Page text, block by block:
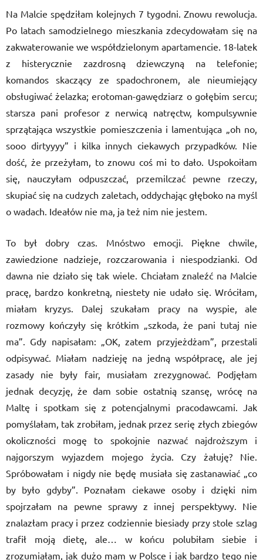
Na Malcie spędziłam kolejnych 7 tygodni. Znowu rewolucja.
Po latach samodzielnego mieszkania zdecydowałam się na
zakwaterowanie we współdzielonym apartamencie. 18-latek
z histerycznie zazdrosną dziewczyną na telefonie;
komandos skaczący ze spadochronem, ale nieumiejący
obsługiwać żelazka; erotoman-gawędziarz o gołębim sercu;
starsza pani profesor z nerwicą natręctw, kompulsywnie
sprzątająca wszystkie pomieszczenia i lamentująca „oh no,
sooo dirtyyyy” i kilka innych ciekawych przypadków. Nie
dość, że przeżyłam, to znowu coś mi to dało. Uspokoiłam
się, nauczyłam odpuszczać, przemilczać pewne rzeczy,
skupiać się na cudzych zaletach, oddychając głęboko na myśl
o wadach. Ideałów nie ma, ja też nim nie jestem.
To był dobry czas. Mnóstwo emocji. Piękne chwile,
zawiedzione nadzieje, rozczarowania i niespodzianki. Od
dawna nie działo się tak wiele. Chciałam znaleźć na Malcie
pracę, bardzo konkretną, niestety nie udało się. Wróciłam,
miałam kryzys. Dalej szukałam pracy na wyspie, ale
rozmowy kończyły się krótkim „szkoda, że pani tutaj nie
ma”. Gdy napisałam: „OK, zatem przyjeżdżam”, przestali
odpisywać. Miałam nadzieję na jedną współpracę, ale jej
zasady nie były fair, musiałam zrezygnować. Podjęłam
jednak decyzję, że dam sobie ostatnią szansę, wrócę na
Maltę i spotkam się z potencjalnymi pracodawcami. Jak
pomyślałam, tak zrobiłam, jednak przez serię złych zbiegów
okoliczności mogę to spokojnie nazwać najdroższym i
najgorszym wyjazdem mojego życia. Czy żałuję? Nie.
Spróbowałam i nigdy nie będę musiała się zastanawiać „co
by było gdyby”. Poznałam ciekawe osoby i dzięki nim
spojrzałam na pewne sprawy z innej perspektywy. Nie
znalazłam pracy i przez codziennie biesiady przy stole szlag
trafił moją dietę, ale… w końcu polubiłam siebie i
zrozumiałam, jak dużo mam w Polsce i jak bardzo tego nie